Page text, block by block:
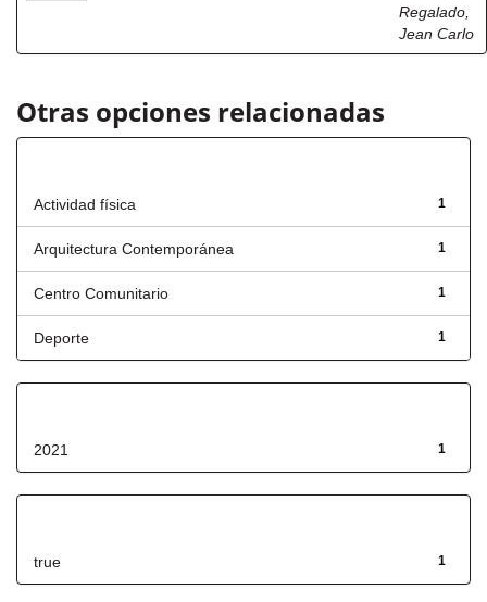
Regalado,
Jean Carlo
Otras opciones relacionadas
1
Actividad física
1
Arquitectura Contemporánea
1
Centro Comunitario
1
Deporte
1
2021
1
true